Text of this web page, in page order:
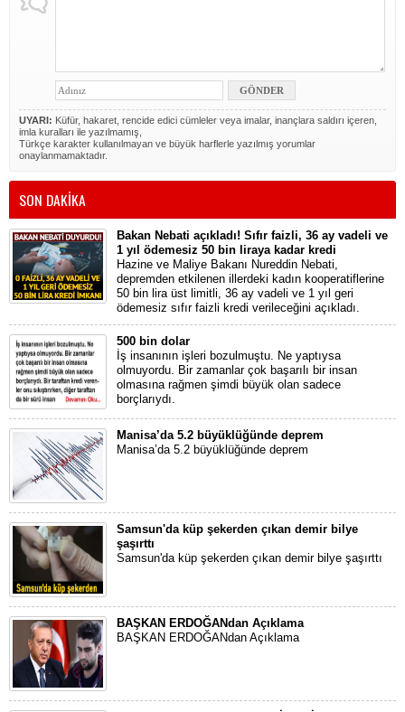
UYARI: Küfür, hakaret, rencide edici cümleler veya imalar, inançlara saldırı içeren,
imla kuralları ile yazılmamış,
Türkçe karakter kullanılmayan ve büyük harflerle yazılmış yorumlar
onaylanmamaktadır.
SON DAKİKA
Bakan Nebati açıkladı! Sıfır faizli, 36 ay vadeli ve
1 yıl ödemesiz 50 bin liraya kadar kredi
Hazine ve Maliye Bakanı Nureddin Nebati,
depremden etkilenen illerdeki kadın kooperatiflerine
50 bin lira üst limitli, 36 ay vadeli ve 1 yıl geri
ödemesiz sıfır faizli kredi verileceğini açıkladı.
500 bin dolar
İş insanının işleri bozulmuştu. Ne yaptıysa
olmuyordu. Bir zamanlar çok başarılı bir insan
olmasına rağmen şimdi büyük olan sadece
borçlarıydı.
Manisa’da 5.2 büyüklüğünde deprem
Manisa’da 5.2 büyüklüğünde deprem
Samsun'da küp şekerden çıkan demir bilye
şaşırttı
Samsun'da küp şekerden çıkan demir bilye şaşırttı
BAŞKAN ERDOĞANdan Açıklama
BAŞKAN ERDOĞANdan Açıklama